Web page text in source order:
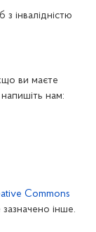
інвалідністю
ви маєте
нам:
Commons
інше.